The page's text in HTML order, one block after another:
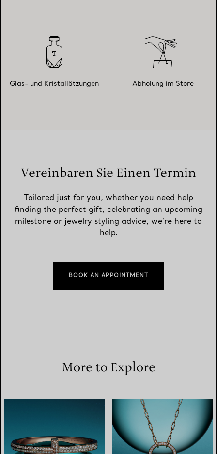
Glas- und Kristallätzungen Abholung im Store
Vereinbaren Sie Einen Termin
Tailored just for you, whether you need help
finding the perfect gift, celebrating an upcoming
milestone or jewelry styling advice, we’re here to
help.
BOOK AN APPOINTMENT
More to Explore